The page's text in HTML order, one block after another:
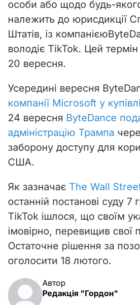
особи або щодо будь-
належить до юрисдикції
Штатів, із компанією
володіє TikTok. Цей термін
20 вересня.
Усередині вересня
компанії Microsoft у
24 вересня ByteDance
адміністрацію Трампа
заборону доступу для
США.
Як зазначає The Wall
останній постанові суду 7
TikTokішлося, що своїм
імовірно, перевищив свої
Остаточне рішення за
оголосити 18 лютого.
Автор
Редакція "Гордон"